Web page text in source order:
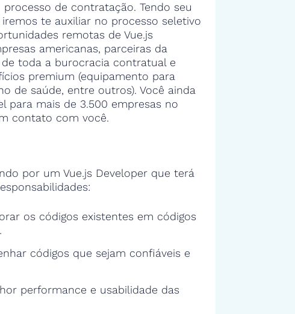
de contratação. Tendo seu
te auxiliar no processo seletivo
remotas de Vue.js
americanas, parceiras da
de toda a burocracia contratual e
premium (equipamento para
de saúde, entre outros). Você ainda
para mais de 3.500 empresas no
contato com você.
por um Vue.js Developer que terá
os códigos existentes em códigos
códigos que sejam confiáveis e
performance e usabilidade das